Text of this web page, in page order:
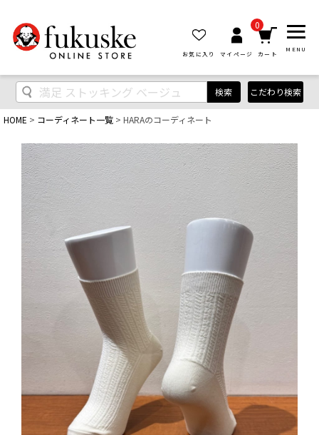
お気に入り マイページ
0
カート
MENU
検索 こだわり検索
HOME コーディネート一覧 HARAのコーディネート